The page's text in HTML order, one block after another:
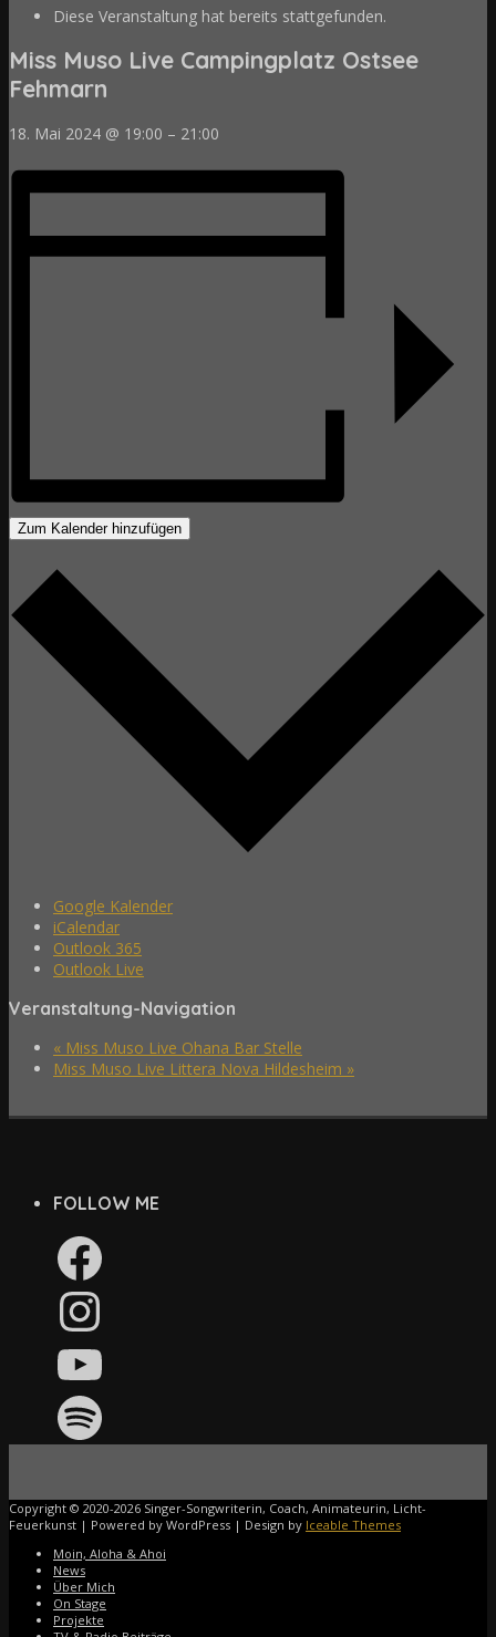
Diese Veranstaltung hat bereits stattgefunden.
Miss Muso Live Campingplatz Ostsee
Fehmarn
18. Mai 2024 @ 19:00 – 21:00
Zum Kalender hinzufügen
Google Kalender
iCalendar
Outlook 365
Outlook Live
Veranstaltung-Navigation
« Miss Muso Live Ohana Bar Stelle
Miss Muso Live Littera Nova Hildesheim »
FOLLOW ME
Facebook
Instagram
Spotify
Copyright © 2020-2026 Singer-Songwriterin, Coach, Animateurin, Licht-
Feuerkunst | Powered by WordPress | Design by Iceable Themes
Moin, Aloha & Ahoi
News
Über Mich
On Stage
Projekte